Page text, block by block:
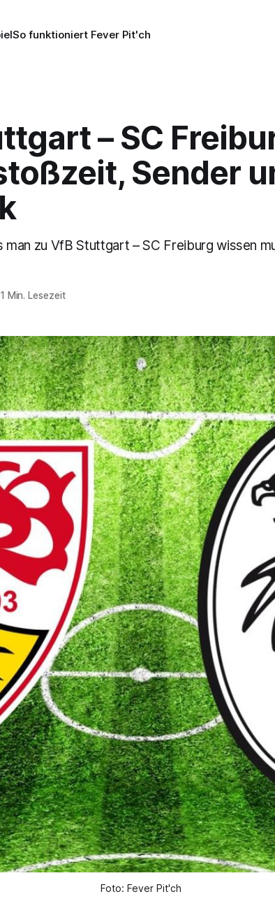
So funktioniert Fever Pit'ch
– SC
Sender
man zu VfB Stuttgart – SC Freiburg wissen
Min. Lesezeit
Foto: Fever Pit'ch